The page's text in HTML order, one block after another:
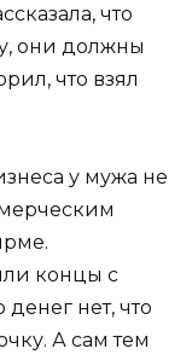
что
они должны
что взял
у мужа не
концы с
нет, что
А сам тем